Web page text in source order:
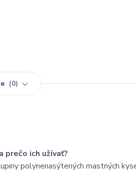
0
ich užívať?
polynenasýtených mastných